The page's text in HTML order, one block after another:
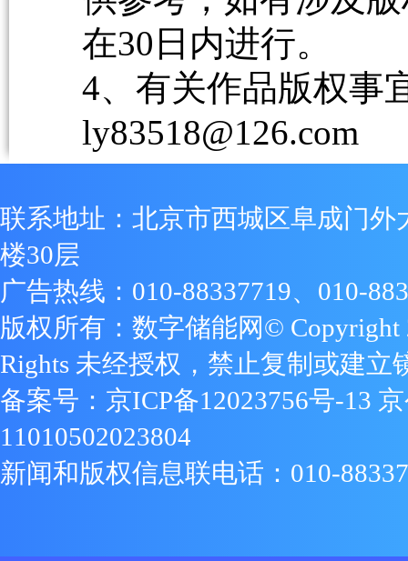
在30日内进行。
4、有关作品版权事
ly83518@126.com
联系地址：北京市西城区阜成门外
楼30层
广告热线：010-88337719、010-
版权所有：数字储能网© Copyright
Rights 未经授权，禁止复制或建立
备案号： 京ICP备12023756号-13
11010502023804
新闻和版权信息联电话：010-